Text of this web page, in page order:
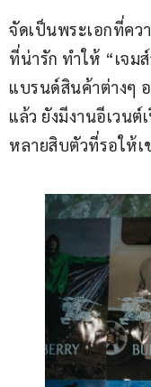
จัดเป็นพระเอกที่ค
ที่น่ารัก ทำให้ “เจม
แบรนด์สินค้าต่างๆ
แล้ว ยังมีงานอีเวน
หลายสิบตัวที่รอให้เ